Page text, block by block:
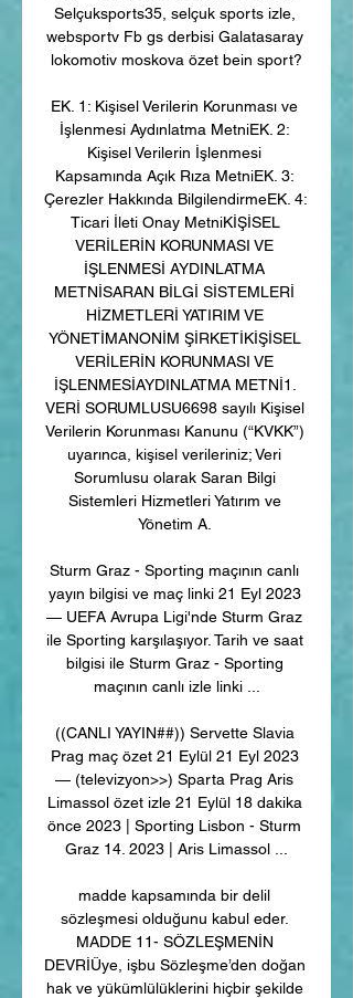
Selçuksports35, selçuk sports izle,
websportv Fb gs derbisi Galatasaray
lokomotiv moskova özet bein sport?
EK. 1: Kişisel Verilerin Korunması ve
İşlenmesi Aydınlatma MetniEK. 2:
Kişisel Verilerin İşlenmesi
Kapsamında Açık Rıza MetniEK. 3:
Çerezler Hakkında BilgilendirmeEK. 4:
Ticari İleti Onay MetniKİŞİSEL
VERİLERİN KORUNMASI VE
İŞLENMESİ AYDINLATMA
METNİSARAN BİLGİ SİSTEMLERİ
HİZMETLERİ YATIRIM VE
YÖNETİMANONİM ŞİRKETİKİŞİSEL
VERİLERİN KORUNMASI VE
İŞLENMESİAYDINLATMA METNİ1.
VERİ SORUMLUSU6698 sayılı Kişisel
Verilerin Korunması Kanunu (“KVKK”)
uyarınca, kişisel verileriniz; Veri
Sorumlusu olarak Saran Bilgi
Sistemleri Hizmetleri Yatırım ve
Yönetim A.
Sturm Graz - Sporting maçının canlı
yayın bilgisi ve maç linki 21 Eyl 2023
— UEFA Avrupa Ligi'nde Sturm Graz
ile Sporting karşılaşıyor. Tarih ve saat
bilgisi ile Sturm Graz - Sporting
maçının canlı izle linki ...
((CANLI YAYIN##)) Servette Slavia
Prag maç özet 21 Eylül 21 Eyl 2023
— (televizyon>>) Sparta Prag Aris
Limassol özet izle 21 Eylül 18 dakika
önce 2023 | Sporting Lisbon - Sturm
Graz 14. 2023 | Aris Limassol ...
madde kapsamında bir delil
sözleşmesi olduğunu kabul eder.
MADDE 11- SÖZLEŞMENİN
DEVRİÜye, işbu Sözleşme’den doğan
hak ve yükümlülüklerini hiçbir şekilde